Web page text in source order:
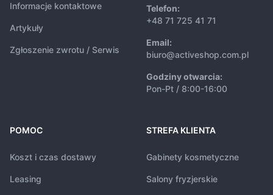
Informacje kontaktowe
Artykuły
Zgłoszenie zwrotu / Serwis
Telefon:
+48 71 725 41 71
Email:
biuro@activeshop.com.pl
Godziny otwarcia:
Pon-Pt / 8:00-16:00
POMOC
Koszt i czas dostawy
Leasing
STREFA KLIENTA
Gabinety kosmetyczne
Salony fryzjerskie